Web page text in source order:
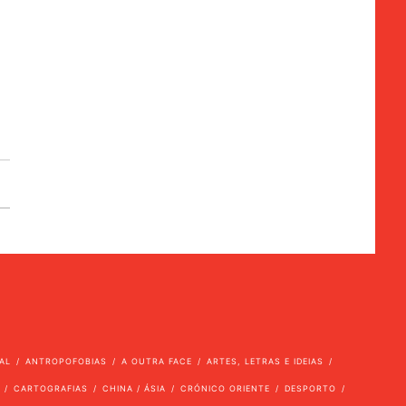
ANTROPOFOBIAS A OUTRA FACE ARTES, LETRAS E IDEIAS
CARTOGRAFIAS CHINA / ÁSIA CRÓNICO ORIENTE DESPORTO